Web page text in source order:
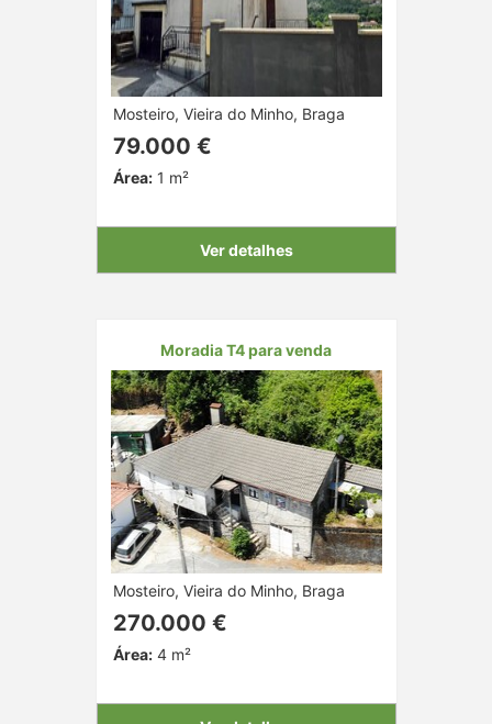
Mosteiro, Vieira do Minho, Braga
79.000 €
Área:1 m²
Ver detalhes
Moradia T4 para venda
Mosteiro, Vieira do Minho, Braga
270.000 €
Área:4 m²